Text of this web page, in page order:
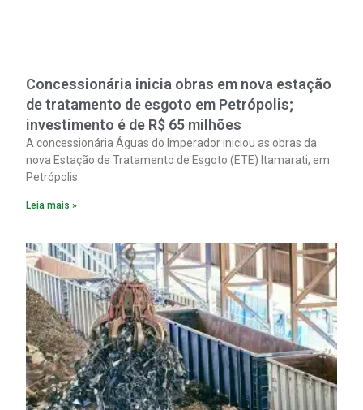
Concessionária inicia obras em nova estação
de tratamento de esgoto em Petrópolis;
investimento é de R$ 65 milhões
A concessionária Águas do Imperador iniciou as obras da
nova Estação de Tratamento de Esgoto (ETE) Itamarati, em
Petrópolis.
Leia mais »